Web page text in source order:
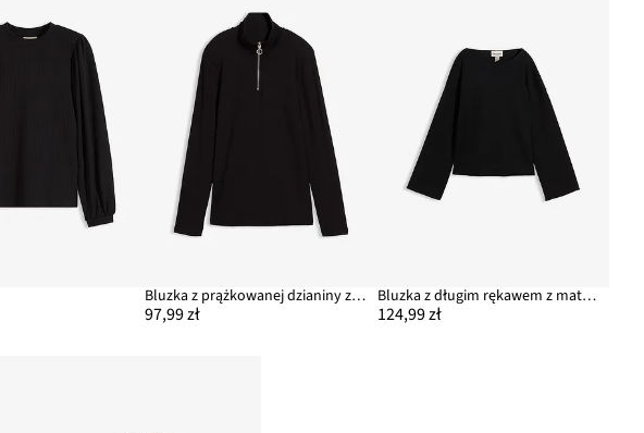
Bluzka z prążkowanej dzianiny z miękkiej mieszanki wiskozy
97,99 zł
Bluzka z długim rękawem z materiału w prążki
124,99 zł